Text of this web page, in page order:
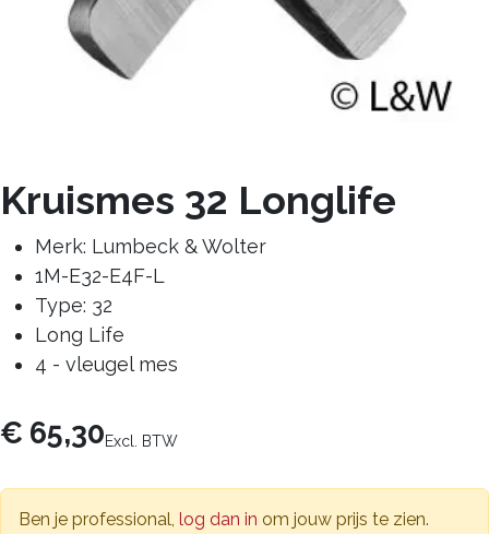
Kruismes 32 Longlife
Merk: Lumbeck & Wolter
1M-E32-E4F-L
Type: 32
Long Life
4 - vleugel mes
€ 65,30Excl. BTW
Ben je professional, log dan in om jouw prijs te zien.